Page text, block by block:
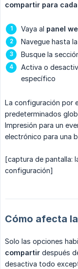
compartir para
Vaya al panel
Navegue hasta
Busque la
Activa o
específico
La configuración por
predeterminados
Impresión para un
electrónico para una
[captura de pantalla:
configuración]
Cómo afecta
Solo las opciones
compartir después
desactiva todo